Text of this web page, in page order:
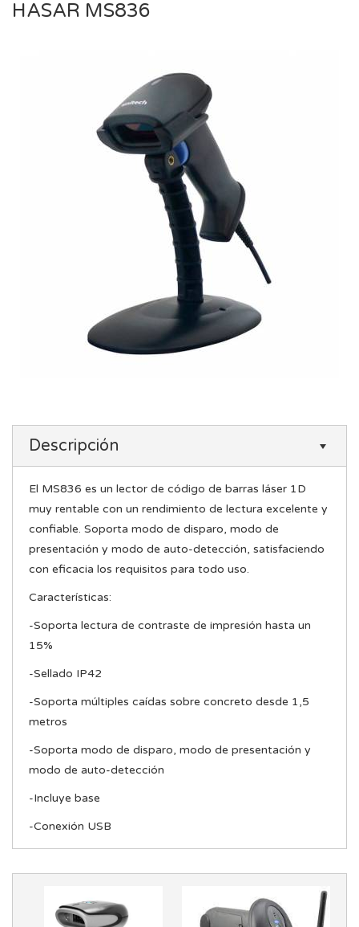
HASAR MS836
Descripción
El MS836 es un lector de código de barras láser 1D
muy rentable con un rendimiento de lectura excelente y
confiable. Soporta modo de disparo, modo de
presentación y modo de auto-detección, satisfaciendo
con eficacia los requisitos para todo uso.
Características:
-Soporta lectura de contraste de impresión hasta un
15%
-Sellado IP42
-Soporta múltiples caídas sobre concreto desde 1,5
metros
-Soporta modo de disparo, modo de presentación y
modo de auto-detección
-Incluye base
-Conexión USB